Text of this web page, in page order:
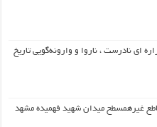
ای نادرست ، ناروا و وارونه‌گویی تاریخ
غیرهمسطح میدان شهید فهمیده مشهد